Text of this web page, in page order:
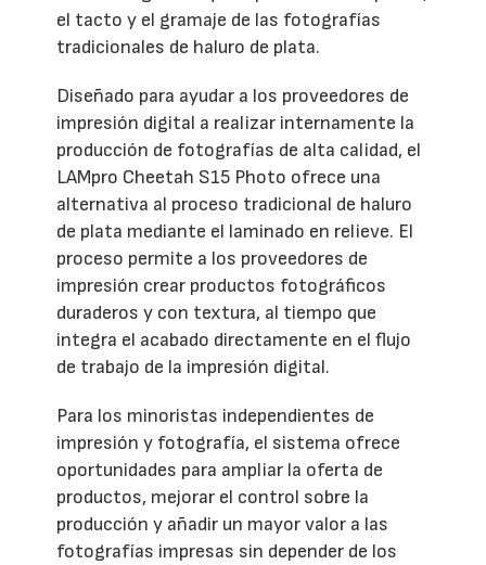
el tacto y el gramaje de las fotografías
tradicionales de haluro de plata.
Diseñado para ayudar a los proveedores de
impresión digital a realizar internamente la
producción de fotografías de alta calidad, el
LAMpro Cheetah S15 Photo ofrece una
alternativa al proceso tradicional de haluro
de plata mediante el laminado en relieve. El
proceso permite a los proveedores de
impresión crear productos fotográficos
duraderos y con textura, al tiempo que
integra el acabado directamente en el flujo
de trabajo de la impresión digital.
Para los minoristas independientes de
impresión y fotografía, el sistema ofrece
oportunidades para ampliar la oferta de
productos, mejorar el control sobre la
producción y añadir un mayor valor a las
fotografías impresas sin depender de los